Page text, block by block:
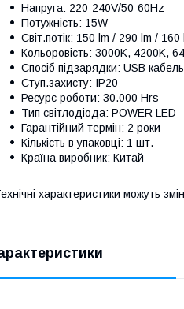
Напруга: 220-240V/50-60Hz
Потужність: 15W
Світ.потік: 150 lm / 290 lm / 160
Кольоровість: 3000K, 4200K,
Спосіб підзарядки: USB кабель
Ступ.захисту: IP20
Ресурс роботи: 30.000 Hrs
Тип світлодіода: POWER LED
Гарантійний термін: 2 роки
Кількість в упаковці: 1 шт.
Країна виробник: Китай
характеристики можуть